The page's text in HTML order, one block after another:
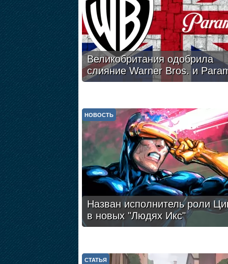
Великобритания одобрила
слияние Warner Bros. и
Назван исполнитель роли
в новых "Людях Икс"
НОВОСТЬ
СТАТЬЯ